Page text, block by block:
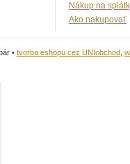
Nákup na
Ako nakupovať
• tvorba eshopu cez UNIobchod